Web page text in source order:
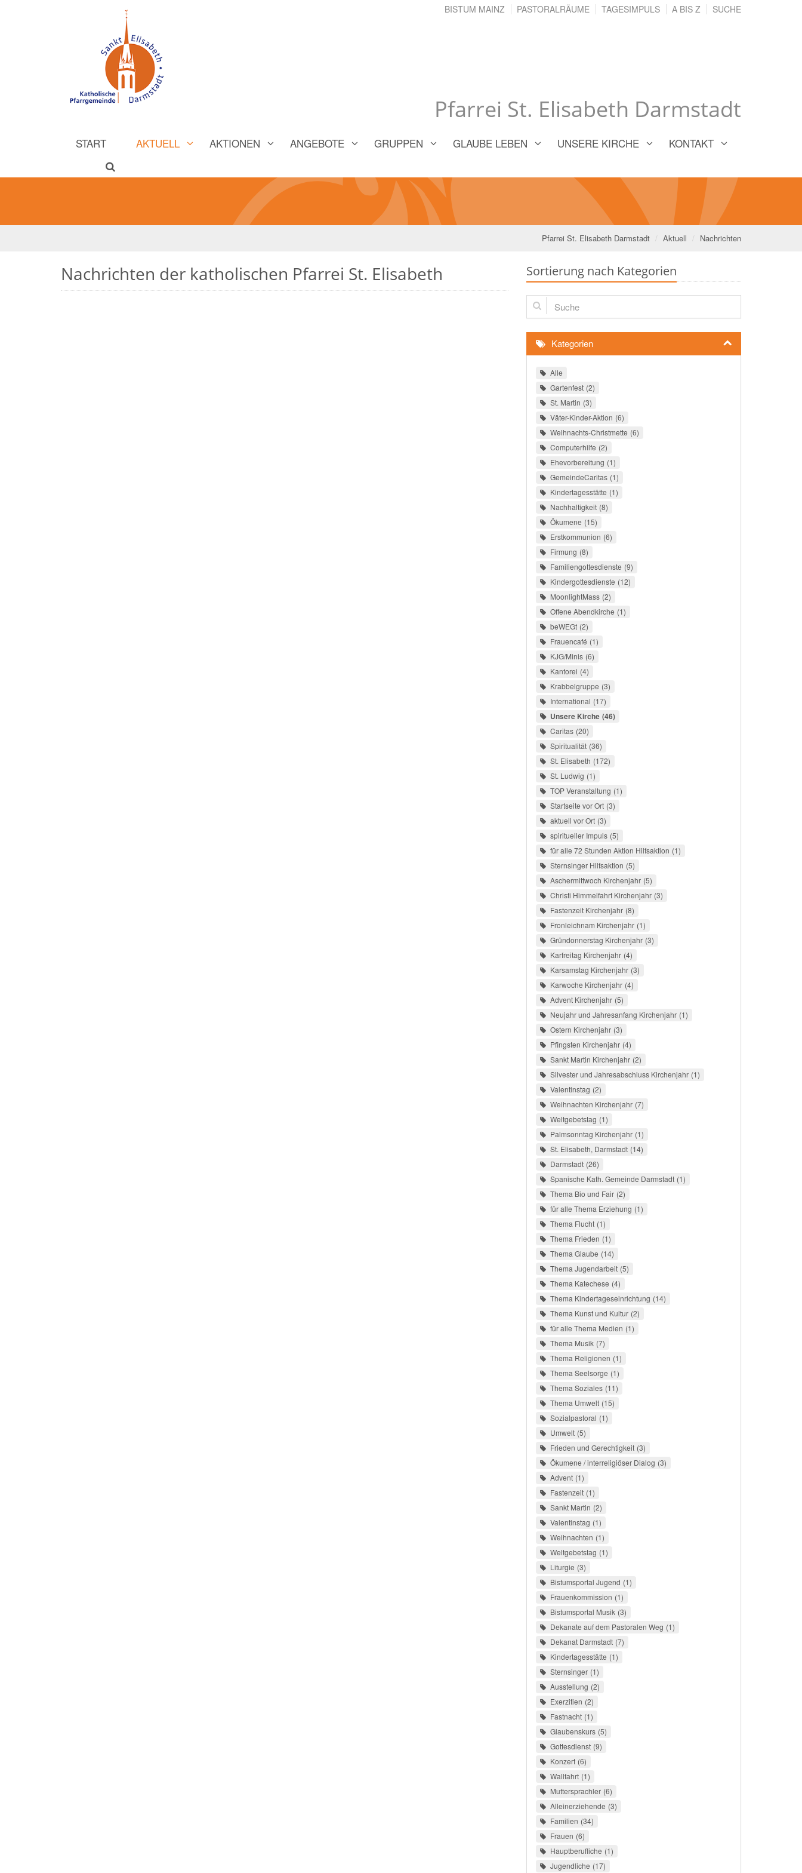
Pfarrei St. Elisabeth Darmstadt
BISTUM MAINZ PASTORALRÄUME TAGESIMPULS A BIS Z SUCHE
START AKTUELL AKTIONEN ANGEBOTE GRUPPEN GLAUBE LEBEN UNSERE KIRCHE KONTAKT
Pfarrei St. Elisabeth Darmstadt Aktuell Nachrichten
Nachrichten der katholischen Pfarrei St. Elisabeth Sortierung nach Kategorien
Suche
Kategorien
Alle
Gartenfest 2
St. Martin 3
Väter-Kinder-Aktion 6
Weihnachts-Christmette 6
Computerhilfe 2
Ehevorbereitung 1
GemeindeCaritas 1
Kindertagesstätte 1
Nachhaltigkeit 8
Ökumene 15
Erstkommunion 6
Firmung 8
Familiengottesdienste 9
Kindergottesdienste 12
MoonlightMass 2
Offene Abendkirche 1
beWEGt 2
Frauencafé 1
KJG/Minis 6
Kantorei 4
Krabbelgruppe 3
International 17
Unsere Kirche 46
Caritas 20
Spiritualität 36
St. Elisabeth 172
St. Ludwig 1
TOP Veranstaltung 1
Startseite vor Ort 3
aktuell vor Ort 3
spiritueller Impuls 5
für alle 72 Stunden Aktion Hilfsaktion 1
Sternsinger Hilfsaktion 5
Aschermittwoch Kirchenjahr 5
Christi Himmelfahrt Kirchenjahr 3
Fastenzeit Kirchenjahr 8
Fronleichnam Kirchenjahr 1
Gründonnerstag Kirchenjahr 3
Karfreitag Kirchenjahr 4
Karsamstag Kirchenjahr 3
Karwoche Kirchenjahr 4
Advent Kirchenjahr 5
Neujahr und Jahresanfang Kirchenjahr 1
Ostern Kirchenjahr 3
Pfingsten Kirchenjahr 4
Sankt Martin Kirchenjahr 2
Silvester und Jahresabschluss Kirchenjahr 1
Valentinstag 2
Weihnachten Kirchenjahr 7
Weltgebetstag 1
Palmsonntag Kirchenjahr 1
St. Elisabeth, Darmstadt 14
Darmstadt 26
Spanische Kath. Gemeinde Darmstadt 1
Thema Bio und Fair 2
für alle Thema Erziehung 1
Thema Flucht 1
Thema Frieden 1
Thema Glaube 14
Thema Jugendarbeit 5
Thema Katechese 4
Thema Kindertageseinrichtung 14
Thema Kunst und Kultur 2
für alle Thema Medien 1
Thema Musik 7
Thema Religionen 1
Thema Seelsorge 1
Thema Soziales 11
Thema Umwelt 15
Sozialpastoral 1
Umwelt 5
Frieden und Gerechtigkeit 3
Ökumene / interreligiöser Dialog 3
Advent 1
Fastenzeit 1
Sankt Martin 2
Valentinstag 1
Weihnachten 1
Weltgebetstag 1
Liturgie 3
Bistumsportal Jugend 1
Frauenkommission 1
Bistumsportal Musik 3
Dekanate auf dem Pastoralen Weg 1
Dekanat Darmstadt 7
Kindertagesstätte 1
Sternsinger 1
Ausstellung 2
Exerzitien 2
Fastnacht 1
Glaubenskurs 5
Gottesdienst 9
Konzert 6
Wallfahrt 1
Muttersprachler 6
Alleinerziehende 3
Familien 34
Frauen 6
Hauptberufliche 1
Jugendliche 17